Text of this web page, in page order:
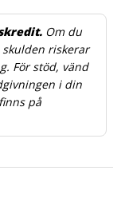
Om du
riskerar
För stöd, vänd
i din
på